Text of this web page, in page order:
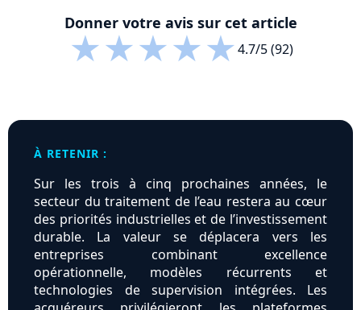
Donner votre avis sur cet article
★★★★★4.7/5 (92)
À RETENIR :
Sur les trois à cinq prochaines années, le
secteur du traitement de l’eau restera au cœur
des priorités industrielles et de l’investissement
durable. La valeur se déplacera vers les
entreprises combinant excellence
opérationnelle, modèles récurrents et
technologies de supervision intégrées. Les